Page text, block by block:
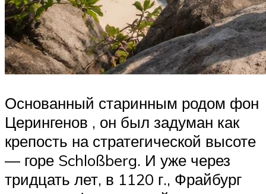
Основанный старинным родом фон
Церингенов , он был задуман как
крепость на стратегической высоте
— горе Schloßberg. И уже через
тридцать лет, в 1120 г., Фрайбург